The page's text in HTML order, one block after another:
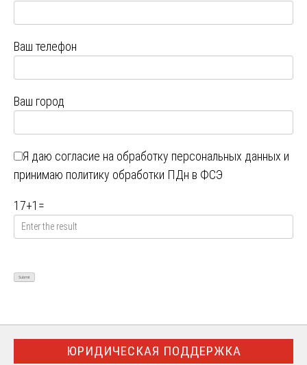
Ваш телефон
Ваш город
Я даю согласие на обработку персональных данных и
принимаю политику обработки ПДн в ФСЭ
17+1 =
ЮРИДИЧЕСКАЯ ПОДДЕРЖКА